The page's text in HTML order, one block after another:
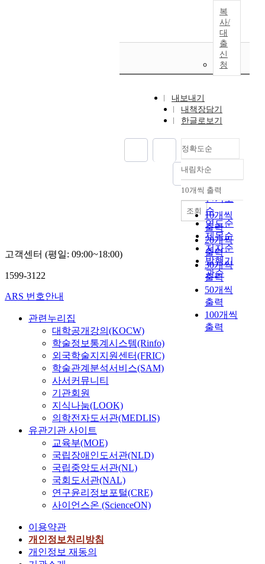
복
사/
대
출
신
청
내보내기
내책장담기
한글로보기
정확도순
정확도
순
인기도
순
연도순
제목순
저자순
발행기
관순
내림차순
내림차순
10개씩 출력
10개씩
출력
20개씩
출력
30개씩
출력
50개씩
출력
100개씩
출력
조회
고객센터 (평일: 09:00~18:00)
1599-3122
ARS 번호안내
관련누리집
대학공개강의(KOCW)
학술정보통계시스템(Rinfo)
외국학술지지원센터(FRIC)
학술관계분석서비스(SAM)
사서커뮤니티
기관회원
지식나눔(LOOK)
의학전자도서관(MEDLIS)
유관기관 사이트
교육부(MOE)
국립장애인도서관(NLD)
국립중앙도서관(NL)
국회도서관(NAL)
연구윤리정보포털(CRE)
사이언스온 (ScienceON)
이용약관
개인정보처리방침
개인정보 재동의